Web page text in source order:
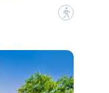
?